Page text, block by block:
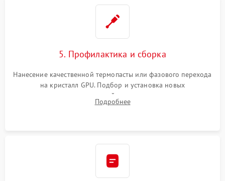
5. Профилактика и сборка
Нанесение качественной термопасты или фазового перехода
на кристалл GPU. Подбор и установка новых
термопрокладок правильной толщины на память и цепи
питания. Монтаж радиатора и бэкплейта, подключение и
Подробнее